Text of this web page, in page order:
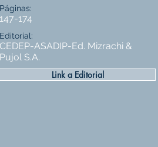
Páginas:
147-174
Editorial:
CEDEP-ASADIP-Ed. Mizrachi &
Pujol S.A.
Link a Editorial